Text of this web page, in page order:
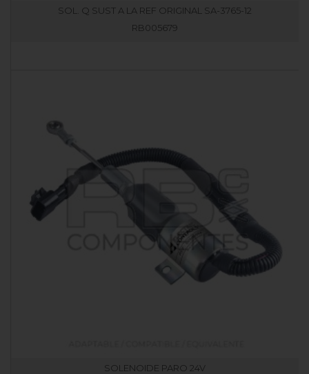
SOL. Q SUST A LA REF ORIGINAL SA-3765-12
RB005679
SOLENOIDE PARO 24V